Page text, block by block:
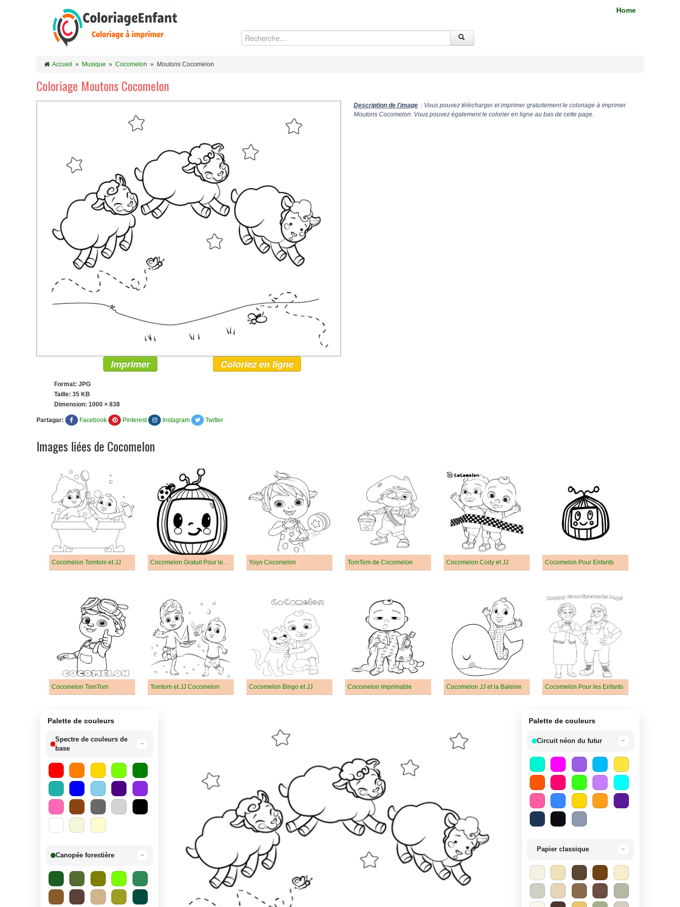
Home
Accueil » Musique » Cocomelon » Moutons Cocomelon
Coloriage Moutons Cocomelon
Description de l'image : Vous pouvez télécharger et imprimer gratuitement le coloriage à imprimer
Moutons Cocomelon. Vous pouvez également le colorier en ligne au bas de cette page.
Imprimer Coloriez en ligne
Format: JPG
Taille: 35 KB
Dimension: 1000 × 838
Partagar: Facebook Pinterest Instagram Twitter
Images liées de Cocomelon
Cocomelon Tomtom et JJ Yoyo Cocomelon TomTom de Cocomelon Cocomelon Cody et JJ Cocomelon Pour Enfants
Cocomelon TomTom Tomtom et JJ Cocomelon Cocomelon Bingo et JJ Cocomelon Imprimable Cocomelon JJ et la Baleine Cocomelon Pour les Enfants
Palette de couleurs
Spectre de couleurs de
base
−
Canopée forestière −
Palette de couleurs
Circuit néon du futur −
Papier classique −